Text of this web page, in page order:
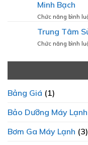
Minh Bạch
Chức năng bình
Trung Tâm
Chức năng bình
Bảng Giá (1)
Bảo Dưỡng Máy Lạnh
Bơm Ga Máy Lạnh (3)